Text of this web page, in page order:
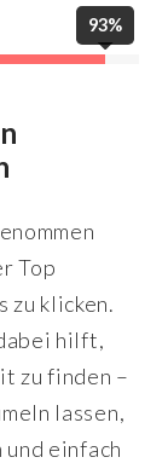
93%
Top
zu klicken.
hilft,
zu finden –
lassen,
einfach